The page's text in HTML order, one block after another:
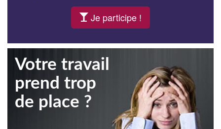
Je participe !
Votre travail
prend trop
de place ?